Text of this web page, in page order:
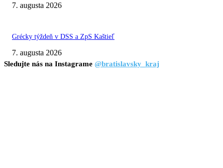
7. augusta 2026
Grécky týždeň v DSS a ZpS Kaštieľ
7. augusta 2026
Sledujte nás na Instagrame @bratislavsky_kraj